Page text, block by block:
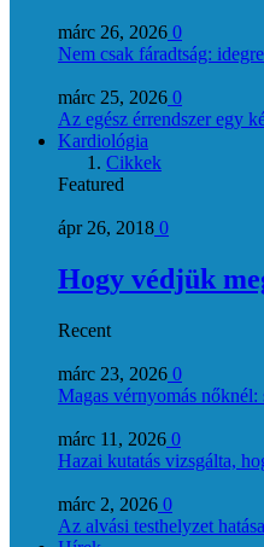
márc 26, 2026 0
Nem csak fáradtság:
márc 25, 2026 0
Az egész érrendszer egy
Kardiológia
Cikkek
Featured
ápr 26, 2018 0
Hogy védjük
Recent
márc 23, 2026 0
Magas vérnyomás
márc 11, 2026 0
Hazai kutatás vizsgálta,
márc 2, 2026 0
Az alvási testhelyzet